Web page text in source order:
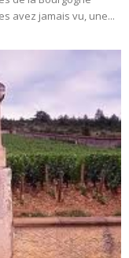
avez jamais vu, une...